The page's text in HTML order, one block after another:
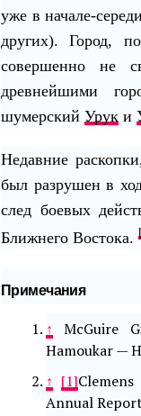
уже в начале-
других). Город,
совершенно не
древнейшими
шумерский Урук и
Недавние
был разрушен в
след боевых
Ближнего Востока.
Примечания
↑ McGuire
Hamoukar —
↑ [1]
Annual Report